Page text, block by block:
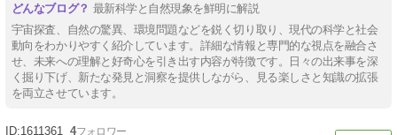
最新科学と自然現象を鮮明に解説
宇宙探査、自然の驚異、環境問題などを鋭く切り取り、現代の科学と社会
動向をわかりやすく紹介しています。詳細な情報と専門的な視点を融合さ
せ、未来への理解と好奇心を引き出す内容が特徴です。日々の出来事を深
く掘り下げ、新たな発見と洞察を提供しながら、見る楽しさと知識の拡張
を両立させています。
1611361 4